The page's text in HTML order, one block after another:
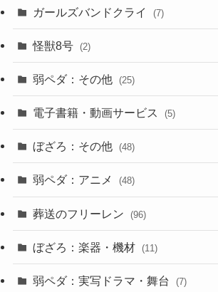
ガールズバンドクライ (7)
怪獣8号 (2)
弱ペダ：その他 (25)
電子書籍・動画サービス (5)
ぼざろ：その他 (48)
弱ペダ：アニメ (48)
葬送のフリーレン (96)
ぼざろ：楽器・機材 (11)
弱ペダ：実写ドラマ・舞台 (7)